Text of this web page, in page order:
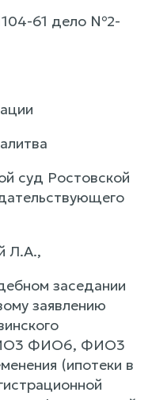
61 дело №2-
суд Ростовской
Л.А.,
заседании
заявлению
ФИО6, ФИО3
(ипотеки в